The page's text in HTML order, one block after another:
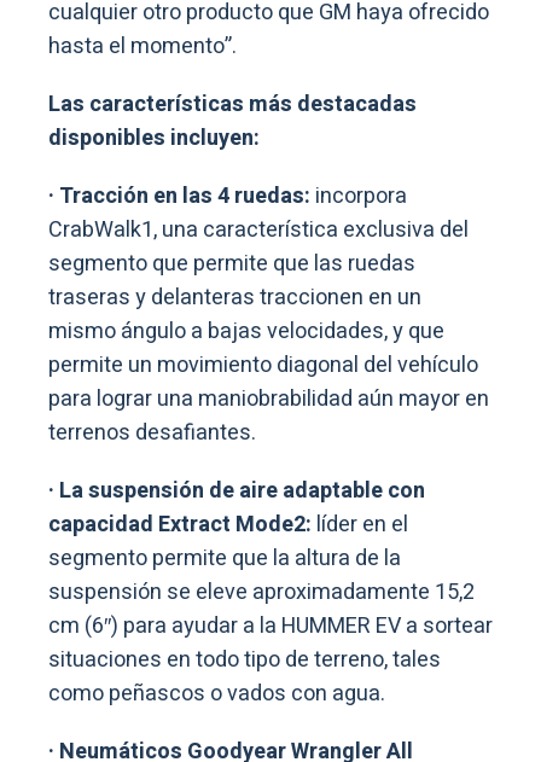
cualquier otro producto que GM haya ofrecido
hasta el momento”.
Las características más destacadas
disponibles incluyen:
· Tracción en las 4 ruedas: incorpora
CrabWalk1, una característica exclusiva del
segmento que permite que las ruedas
traseras y delanteras traccionen en un
mismo ángulo a bajas velocidades, y que
permite un movimiento diagonal del vehículo
para lograr una maniobrabilidad aún mayor en
terrenos desafiantes.
· La suspensión de aire adaptable con
capacidad Extract Mode2: líder en el
segmento permite que la altura de la
suspensión se eleve aproximadamente 15,2
cm (6″) para ayudar a la HUMMER EV a sortear
situaciones en todo tipo de terreno, tales
como peñascos o vados con agua.
· Neumáticos Goodyear Wrangler All